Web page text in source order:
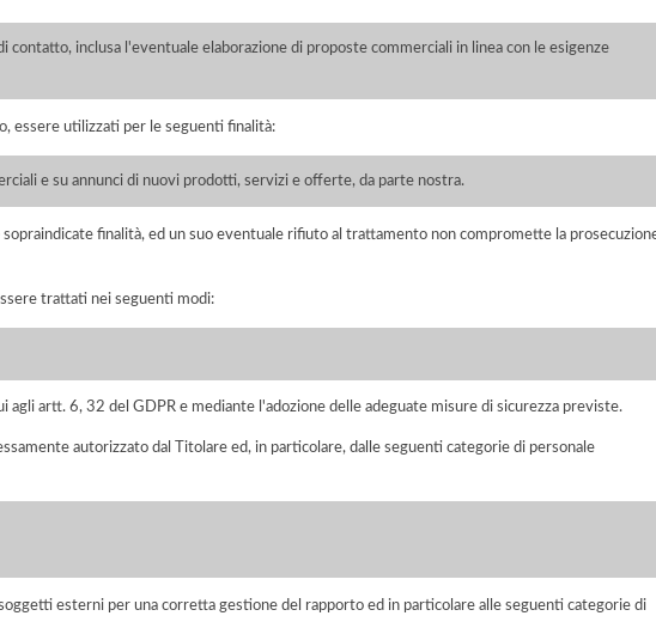
inclusa l'eventuale elaborazione di proposte commerciali in linea con le esigenze
essere utilizzati per le seguenti finalità:
e su annunci di nuovi prodotti, servizi e offerte, da parte nostra.
finalità, ed un suo eventuale rifiuto al trattamento non compromette la
trattati nei seguenti modi:
artt. 6, 32 del GDPR e mediante l'adozione delle adeguate misure di sicurezza previste.
autorizzato dal Titolare ed, in particolare, dalle seguenti categorie di personale
esterni per una corretta gestione del rapporto ed in particolare alle seguenti categorie di